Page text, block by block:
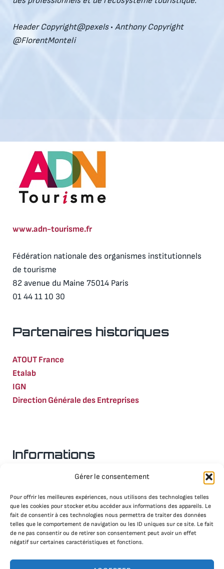
Gérer le consentement
Pour offrir les meilleures expériences, nous utilisons des technologies telles
que les cookies pour stocker et/ou accéder aux informations des appareils. Le
fait de consentir à ces technologies nous permettra de traiter des données
telles que le comportement de navigation ou les ID uniques sur ce site. Le fait
de ne pas consentir ou de retirer son consentement peut avoir un effet
négatif sur certaines caractéristiques et fonctions.
Header Copyright@pexels• Anthony Copyright
@FlorentMonteli
www.adn-tourisme.fr
Fédération nationale des organismes institutionnels
de tourisme
82 avenue du Maine 75014 Paris
01 44 11 10 30
Partenaires historiques
ATOUT France
Etalab
IGN
Direction Générale des Entreprises
Informations
Mentions légales
Politique RGPD & Cookies
Plateformes